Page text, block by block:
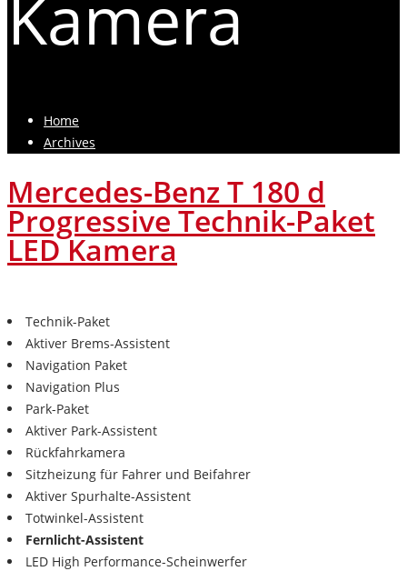
Kamera
Home
Archives
Mercedes-Benz T 180 d
Progressive Technik-Paket
LED Kamera
Technik-Paket
Aktiver Brems-Assistent
Navigation Paket
Navigation Plus
Park-Paket
Aktiver Park-Assistent
Rückfahrkamera
Sitzheizung für Fahrer und Beifahrer
Aktiver Spurhalte-Assistent
Totwinkel-Assistent
Fernlicht-Assistent
LED High Performance-Scheinwerfer